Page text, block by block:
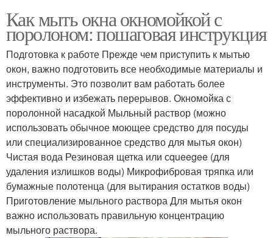
Как мыть окна окномойкой с
поролоном: пошаговая инструкция
Подготовка к работе Прежде чем приступить к мытью
окон, важно подготовить все необходимые материалы и
инструменты. Это позволит вам работать более
эффективно и избежать перерывов. Окномойка с
поролонной насадкой Мыльный раствор (можно
использовать обычное моющее средство для посуды
или специализированное средство для мытья окон)
Чистая вода Резиновая щетка или сqueegee (для
удаления излишков воды) Микрофибровая тряпка или
бумажные полотенца (для вытирания остатков воды)
Приготовление мыльного раствора Для мытья окон
важно использовать правильную концентрацию
мыльного раствора.